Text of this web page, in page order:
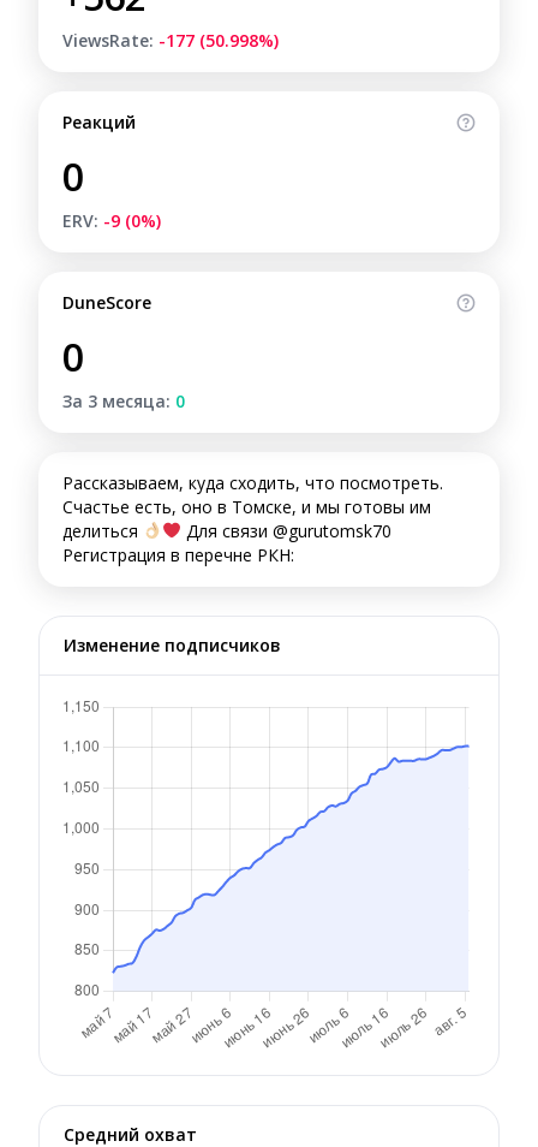
ViewsRate: -177 (50.998%)
Реакций
0
ERV: -9 (0%)
DuneScore
0
За 3 месяца: 0
Рассказываем, куда сходить, что посмотреть.
Счастье есть, оно в Томске, и мы готовы им
делиться
Для связи @gurutomsk70
Регистрация в перечне РКН:
Изменение подписчиков
Средний охват